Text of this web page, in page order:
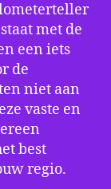
met de
een iets
de
niet aan
vaste en
best
regio.